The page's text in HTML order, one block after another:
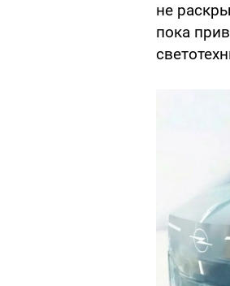
не
пока